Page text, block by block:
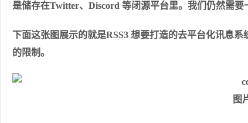
是储存在Twitter、Discord 等闭源平台里。我们仍然需
下面这张图展示的就是RSS3 想要打造的去平台化讯息
的限制。
图